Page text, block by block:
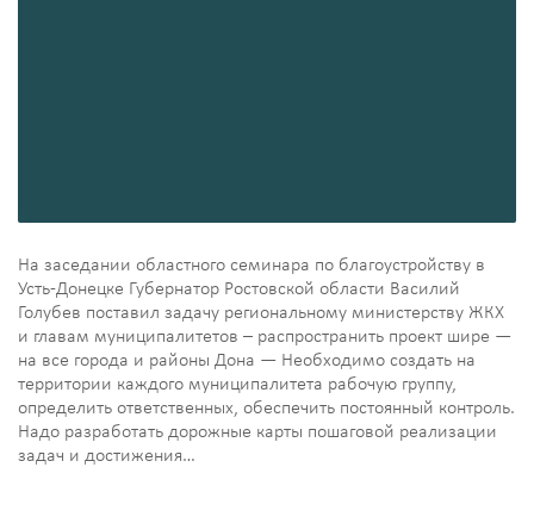
На заседании областного семинара по благоустройству в
Усть-Донецке Губернатор Ростовской области Василий
Голубев поставил задачу региональному министерству ЖКХ
и главам муниципалитетов – распространить проект шире —
на все города и районы Дона — Необходимо создать на
территории каждого муниципалитета рабочую группу,
определить ответственных, обеспечить постоянный контроль.
Надо разработать дорожные карты пошаговой реализации
задач и достижения…